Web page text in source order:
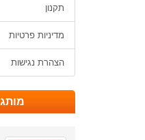
תקנון
מדיניות פרטיות
הצהרת נגישות